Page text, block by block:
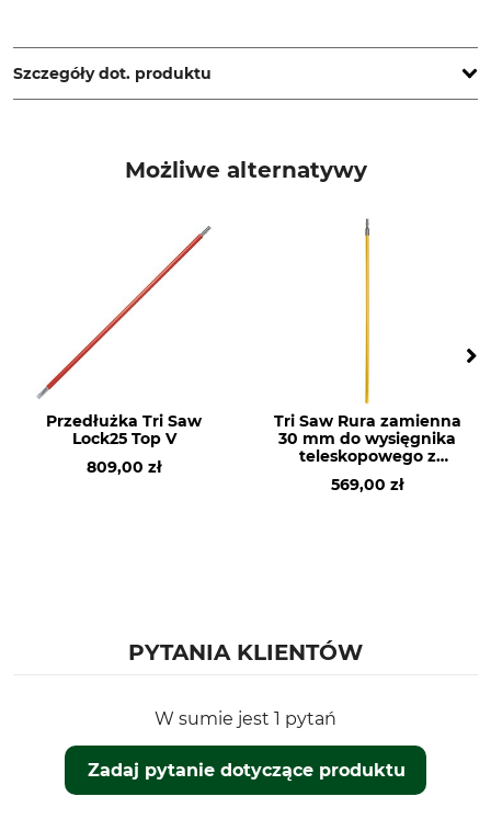
www.grube.de
Szczegóły dot. produktu
Możliwe alternatywy
Przedłużka Tri Saw
Lock25 Top V
809,00 zł
Tri Saw Rura zamienna
30 mm do wysięgnika
teleskopowego z
włókna szklanego
Lock25 Strong
569,00 zł
PYTANIA KLIENTÓW
W sumie jest 1 pytań
Zadaj pytanie dotyczące produktu